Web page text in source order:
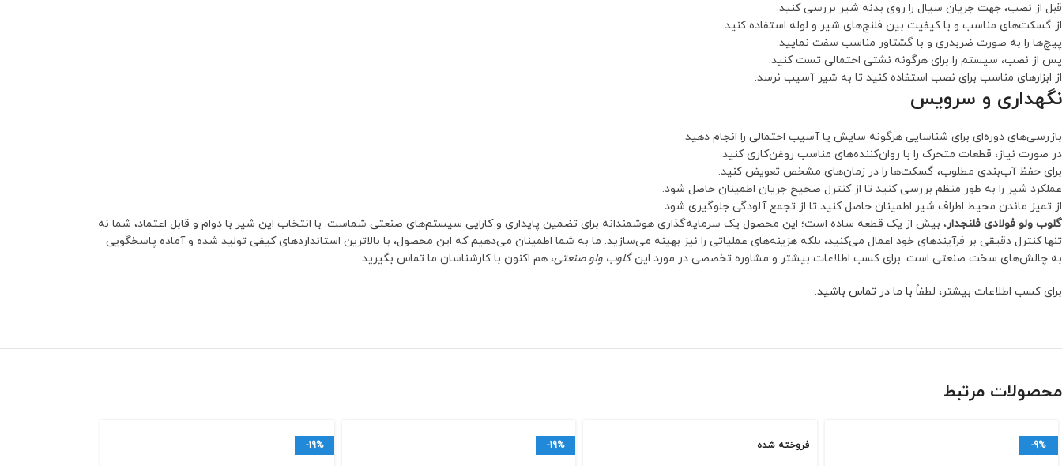
قبل از نصب، جهت جریان سیال را روی بدنه شیر بررسی کنید.
از گسکت‌های مناسب و با کیفیت بین فلنج‌های شیر و لوله استفاده کنید.
پیچ‌ها را به صورت ضربدری و با گشتاور مناسب سفت نمایید.
پس از نصب، سیستم را برای هرگونه نشتی احتمالی تست کنید.
از ابزارهای مناسب برای نصب استفاده کنید تا به شیر آسیب نرسد.
نگهداری و سرویس
بازرسی‌های دوره‌ای برای شناسایی هرگونه سایش یا آسیب احتمالی را انجام دهید.
در صورت نیاز، قطعات متحرک را با روان‌کننده‌های مناسب روغن‌کاری کنید.
برای حفظ آب‌بندی مطلوب، گسکت‌ها را در زمان‌های مشخص تعویض کنید.
عملکرد شیر را به طور منظم بررسی کنید تا از کنترل صحیح جریان اطمینان حاصل شود.
از تمیز ماندن محیط اطراف شیر اطمینان حاصل کنید تا از تجمع آلودگی جلوگیری شود.
گلوب ولو فولادی فلنجدار، بیش از یک قطعه ساده است؛ این محصول یک سرمایه‌گذاری هوشمندانه برای تضمین پایداری و کارایی سیستم‌های صنعتی شماست. با انتخاب این شیر با دوام و قابل اعتماد، شما نه
تنها کنترل دقیقی بر فرآیندهای خود اعمال می‌کنید، بلکه هزینه‌های عملیاتی را نیز بهینه می‌سازید. ما به شما اطمینان می‌دهیم که این محصول، با بالاترین استانداردهای کیفی تولید شده و آماده پاسخگویی
به چالش‌های سخت صنعتی است. برای کسب اطلاعات بیشتر و مشاوره تخصصی در مورد اینگلوب ولو صنعتی، هم اکنون با کارشناسان ما تماس بگیرید.
برای کسب اطلاعات بیشتر، لطفاً با ما در تماس باشید.
محصولات مرتبط
-9% فروخته شده -19%
-19%